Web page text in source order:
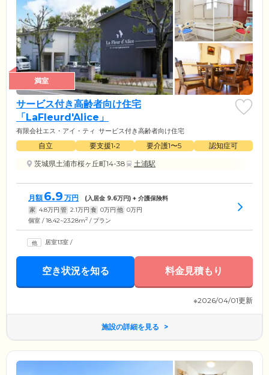
満室
サービス付き高齢者向け住宅
「LaFleurd'Alice」
有限会社エス・アイ・ティ サービス付き高齢者向け住宅
自立 要支援1•2 要介護1〜5
認知症可
茨城県土浦市桜ヶ丘町14-38
土浦駅
月額 6.9 万円 (入居金 9.6万円) + 介護保険料
家 4.8万円 管 2.1万円 食 0万円 他 0万円
個室 / 18.42~23.28m2 / プラン
居室13室 /
空き状況を知る 料金見積もり
※2026/04/01更新
施設の詳細を見る